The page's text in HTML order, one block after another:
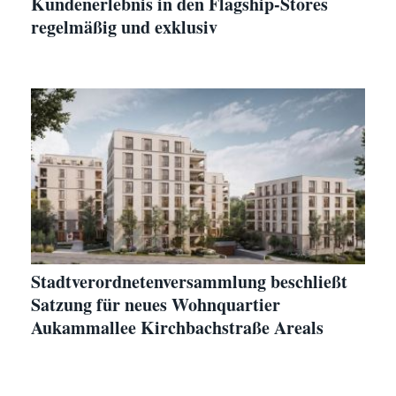
regelmäßig und exklusiv
Stadtverordnetenversammlung beschließt
Satzung für neues Wohnquartier
Aukammallee Kirchbachstraße Areals